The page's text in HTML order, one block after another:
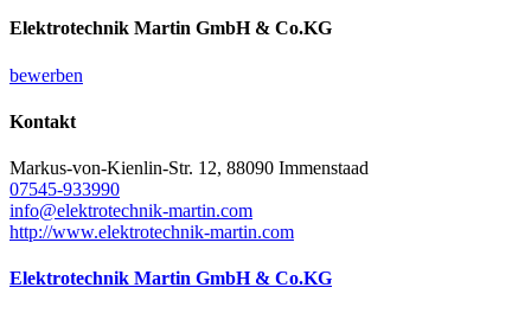
Elektrotechnik Martin GmbH & Co.KG
bewerben
Kontakt
Markus-von-Kienlin-Str. 12, 88090 Immenstaad
07545-933990
info@elektrotechnik-martin.com
http://www.elektrotechnik-martin.com
Elektrotechnik Martin GmbH & Co.KG